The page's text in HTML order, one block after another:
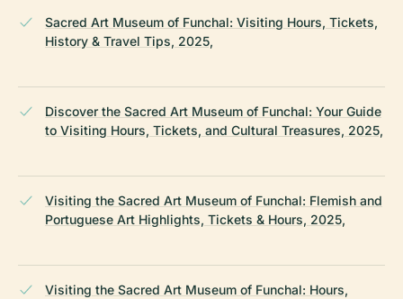
Sacred Art Museum of Funchal: Visiting Hours, Tickets,
History & Travel Tips, 2025,
Discover the Sacred Art Museum of Funchal: Your Guide
to Visiting Hours, Tickets, and Cultural Treasures, 2025,
Visiting the Sacred Art Museum of Funchal: Flemish and
Portuguese Art Highlights, Tickets & Hours, 2025,
Visiting the Sacred Art Museum of Funchal: Hours,